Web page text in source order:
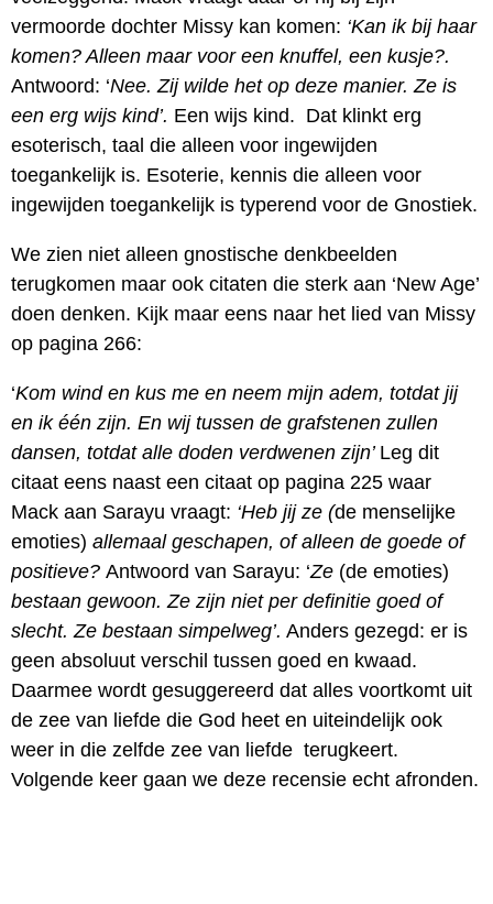
vermoorde dochter Missy kan komen: ‘Kan ik bij haar
komen? Alleen maar voor een knuffel, een kusje?.
Antwoord: ‘Nee. Zij wilde het op deze manier. Ze is
een erg wijs kind’. Een wijs kind. Dat klinkt erg
esoterisch, taal die alleen voor ingewijden
toegankelijk is. Esoterie, kennis die alleen voor
ingewijden toegankelijk is typerend voor de Gnostiek.
We zien niet alleen gnostische denkbeelden
terugkomen maar ook citaten die sterk aan ‘New Age’
doen denken. Kijk maar eens naar het lied van Missy
op pagina 266:
‘Kom wind en kus me en neem mijn adem, totdat jij
en ik één zijn. En wij tussen de grafstenen zullen
dansen, totdat alle doden verdwenen zijn’ Leg dit
citaat eens naast een citaat op pagina 225 waar
Mack aan Sarayu vraagt: ‘Heb jij ze (de menselijke
emoties) allemaal geschapen, of alleen de goede of
positieve? Antwoord van Sarayu: ‘Ze (de emoties)
bestaan gewoon. Ze zijn niet per definitie goed of
slecht. Ze bestaan simpelweg’. Anders gezegd: er is
geen absoluut verschil tussen goed en kwaad.
Daarmee wordt gesuggereerd dat alles voortkomt uit
de zee van liefde die God heet en uiteindelijk ook
weer in die zelfde zee van liefde terugkeert.
Volgende keer gaan we deze recensie echt afronden.